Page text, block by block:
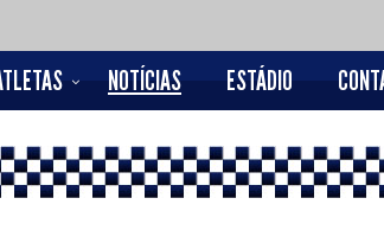
NOTÍCIAS ESTÁDIO